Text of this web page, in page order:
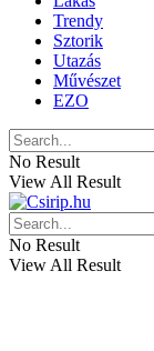
Trendy
Sztorik
Utazás
Művészet
EZO
No Result
View All Result
No Result
View All Result